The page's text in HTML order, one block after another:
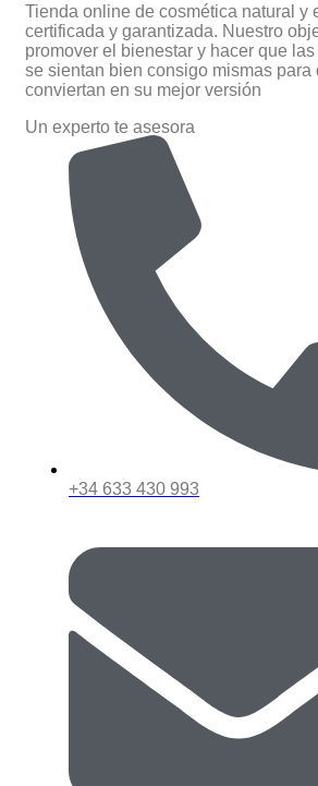
Tienda online de cosmética natural y
certificada y garantizada. Nuestro
promover el bienestar y hacer que
se sientan bien consigo mismas para
conviertan en su mejor versión
Un experto te asesora
+34 633 430 993